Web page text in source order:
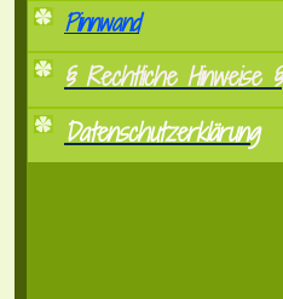
Pinnwand
§ Rechtliche Hinweise §
Datenschutzerklärung